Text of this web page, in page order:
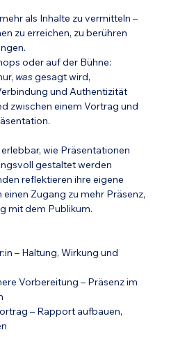
als Inhalte zu vermitteln –
zu erreichen, zu berühren
oder auf der Bühne:
was gesagt wird,
und Authentizität
zwischen einem Vortrag und
wie Präsentationen
gestaltet werden
reflektieren ihre eigene
Zugang zu mehr Präsenz,
mit dem Publikum.
– Haltung, Wirkung und
Vorbereitung – Präsenz im
– Rapport aufbauen,